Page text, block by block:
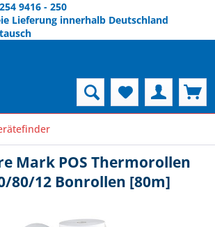
9416 - 250
Lieferung innerhalb Deutschland
Mark POS Thermorollen
80/12 Bonrollen [80m]